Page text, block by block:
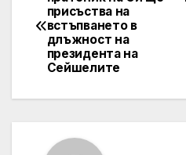
navigation
присъства на
встъпването в
длъжност на
президента на
Сейшелите